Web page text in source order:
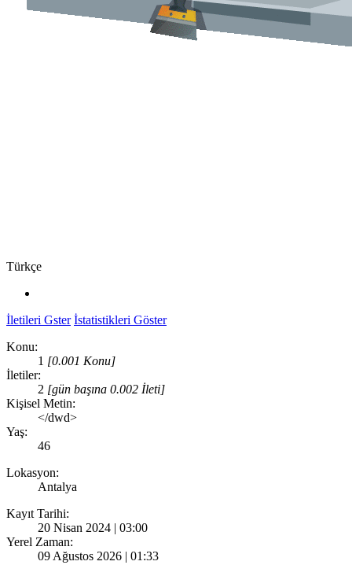
Türkçe
İletileri Gster İstatistikleri Göster
Konu:
1 [0.001 Konu]
İletiler:
2 [gün başına 0.002 İleti]
Kişisel Metin:
</dwd>
Yaş:
46
Lokasyon:
Antalya
Kayıt Tarihi:
20 Nisan 2024 | 03:00
Yerel Zaman:
09 Ağustos 2026 | 01:33